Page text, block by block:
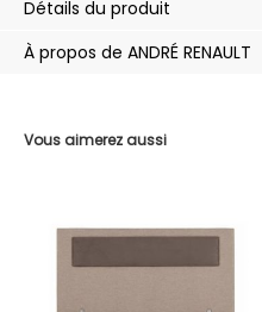
Vous aimerez aussi
Détails du produit
À propos de ANDRÉ RENAULT